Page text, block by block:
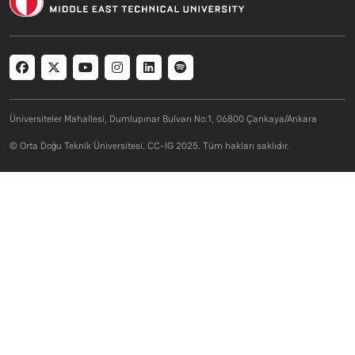
Social menu
Üniversiteler Mahallesi, Dumlupınar Bulvarı No:1, 06800 Çankaya/Ankara
© Orta Doğu Teknik Üniversitesi. CC-IG 2025. Tüm hakları saklıdır.